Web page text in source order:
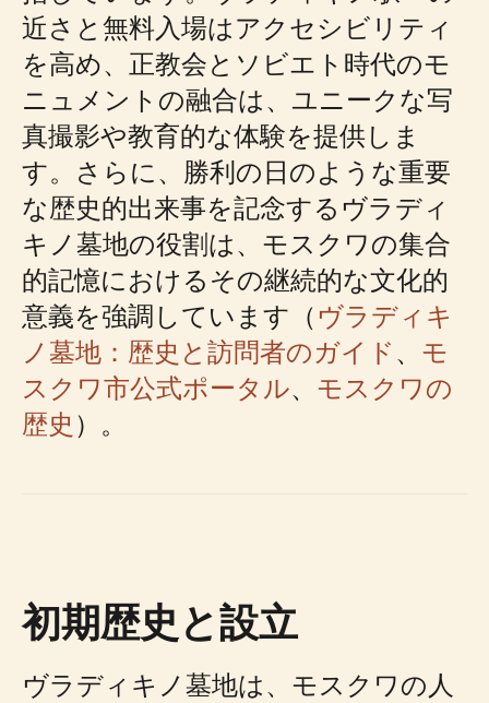
近さと無料入場はアクセシビリティ
を高め、正教会とソビエト時代のモ
ニュメントの融合は、ユニークな写
真撮影や教育的な体験を提供しま
す。さらに、勝利の日のような重要
な歴史的出来事を記念するヴラディ
キノ墓地の役割は、モスクワの集合
的記憶におけるその継続的な文化的
意義を強調しています（ヴラディキ
ノ墓地：歴史と訪問者のガイド、 モ
スクワ市公式ポータル、 モスクワの
歴史 ）。
初期歴史と設立
ヴラディキノ墓地は、モスクワの人